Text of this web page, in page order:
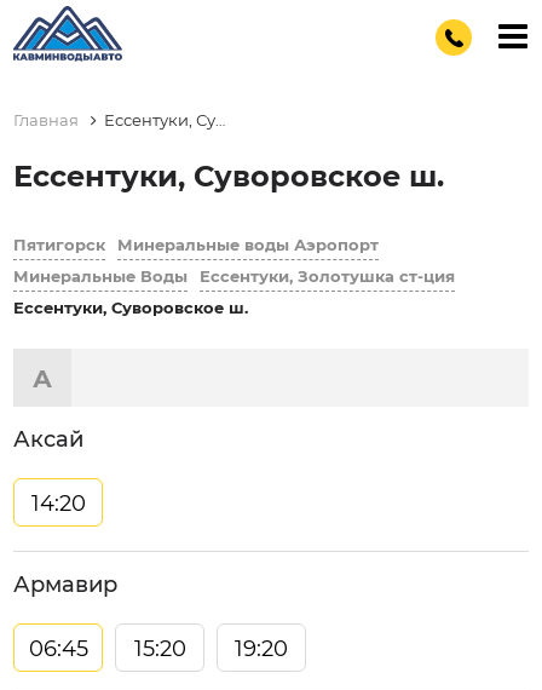
Главная
Ессентуки, Суворовское ш.
Пятигорск
Минеральные воды Аэропорт
Минеральные Воды
Ессентуки, Золотушка ст-ция
Ессентуки, Суворовское ш.
А
Аксай
14:20
Армавир
06:45 15:20 19:20